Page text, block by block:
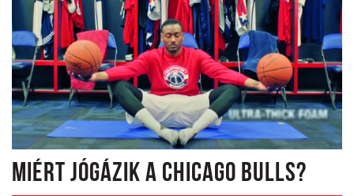
MIÉRT JÓGÁZIK A CHICAGO BULLS?